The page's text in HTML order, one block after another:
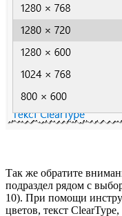
Так же обратите
подраздел рядом с
10). При помощи
цветов, текст